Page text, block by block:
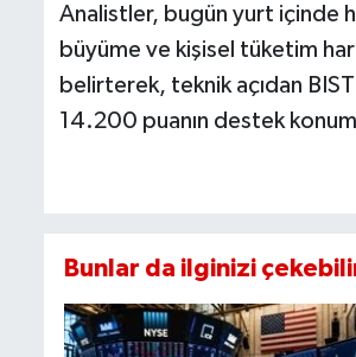
Analistler, bugün yurt içinde
büyüme ve kişisel tüketim
belirterek, teknik açıdan
14.200 puanın destek
Bunlar da ilginizi